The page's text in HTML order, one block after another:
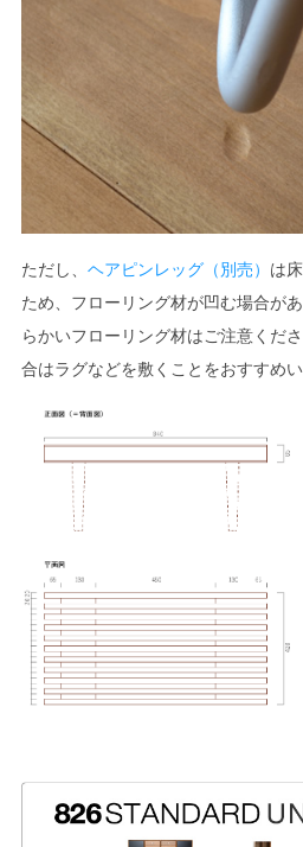
ただし、 ヘアピンレッグ（別売） は
ため、フローリング材が凹む場合が
らかいフローリング材はご注意くだ
合はラグなどを敷くことをおすすめい